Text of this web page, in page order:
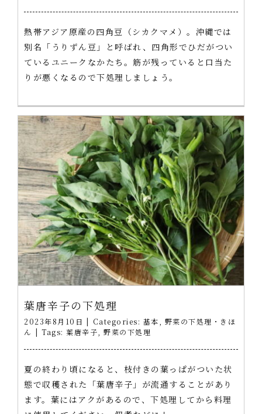
熱帯アジア原産の四角豆（シカクマメ）。沖縄では
別名「うりずん豆」と呼ばれ、四角形でひだがつい
ているユニークなかたち。筋が残っていると口当た
りが悪くなるので下処理しましょう。
葉唐辛子の下処理
2023年8月10日 | Categories: 基本
野菜の下処理・きほ
ん | Tags: 葉唐辛子 野菜の下処理
夏の終わり頃になると、枝付きの葉っぱがついた状
態で収穫された「葉唐辛子」が流通することがあり
ます。葉にはアクがあるので、下処理してから料理